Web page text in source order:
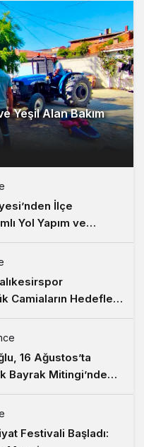
Yeşil Alan Bakım
İlçe
Yol Yapım ve
Camiaların Hedefleri
16 Ağustos’ta
Bayrak Mitingi’nde
Festivali Başladı: